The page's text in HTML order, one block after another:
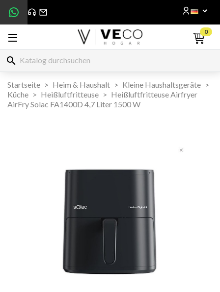
0
search
Startseite Heim & Haushalt
Kleine Haushaltsgeräte
Küche
Heißluftfritteuse
Heißluftfritteuse Airfryer
AirFry Solac FA1400D 4,7 Liter 1500 W